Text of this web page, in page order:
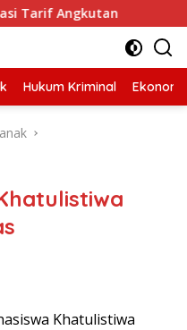
Angkutan
Hukum Kriminal Ekonomi
Khatulistiwa